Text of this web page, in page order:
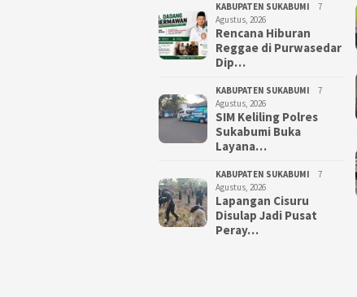
KABUPATEN SUKABUMI
7
Agustus, 2026
Rencana Hiburan
Reggae di Purwasedar
Dip…
KABUPATEN SUKABUMI
7
Agustus, 2026
SIM Keliling Polres
Sukabumi Buka
Layana…
KABUPATEN SUKABUMI
7
Agustus, 2026
Lapangan Cisuru
Disulap Jadi Pusat
Peray…